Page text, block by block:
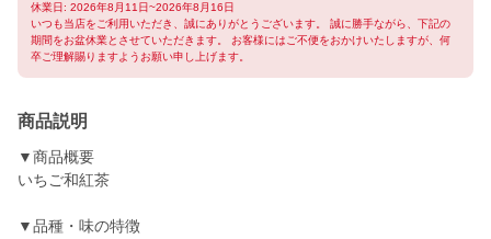
休業日: 2026年8月11日~2026年8月16日
いつも当店をご利用いただき、誠にありがとうございます。 誠に勝手ながら、下記の
期間をお盆休業とさせていただきます。 お客様にはご不便をおかけいたしますが、何
卒ご理解賜りますようお願い申し上げます。
商品説明
▼商品概要
いちご和紅茶
▼品種・味の特徴